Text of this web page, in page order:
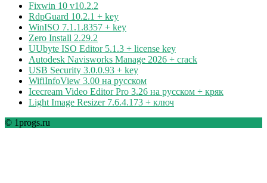
Fixwin 10 v10.2.2
RdpGuard 10.2.1 + key
WinISO 7.1.1.8357 + key
Zero Install 2.29.2
UUbyte ISO Editor 5.1.3 + license key
Autodesk Navisworks Manage 2026 + crack
USB Security 3.0.0.93 + key
WifiInfoView 3.00 на русском
Icecream Video Editor Pro 3.26 на русском + кряк
Light Image Resizer 7.6.4.173 + ключ
© 1progs.ru